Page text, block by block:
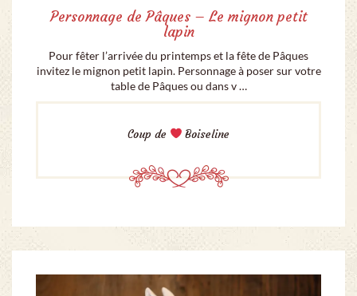
Personnage de Pâques – Le mignon petit
lapin
Pour fêter l’arrivée du printemps et la fête de Pâques
invitez le mignon petit lapin. Personnage à poser sur votre
table de Pâques ou dans v …
Coup de Boiseline